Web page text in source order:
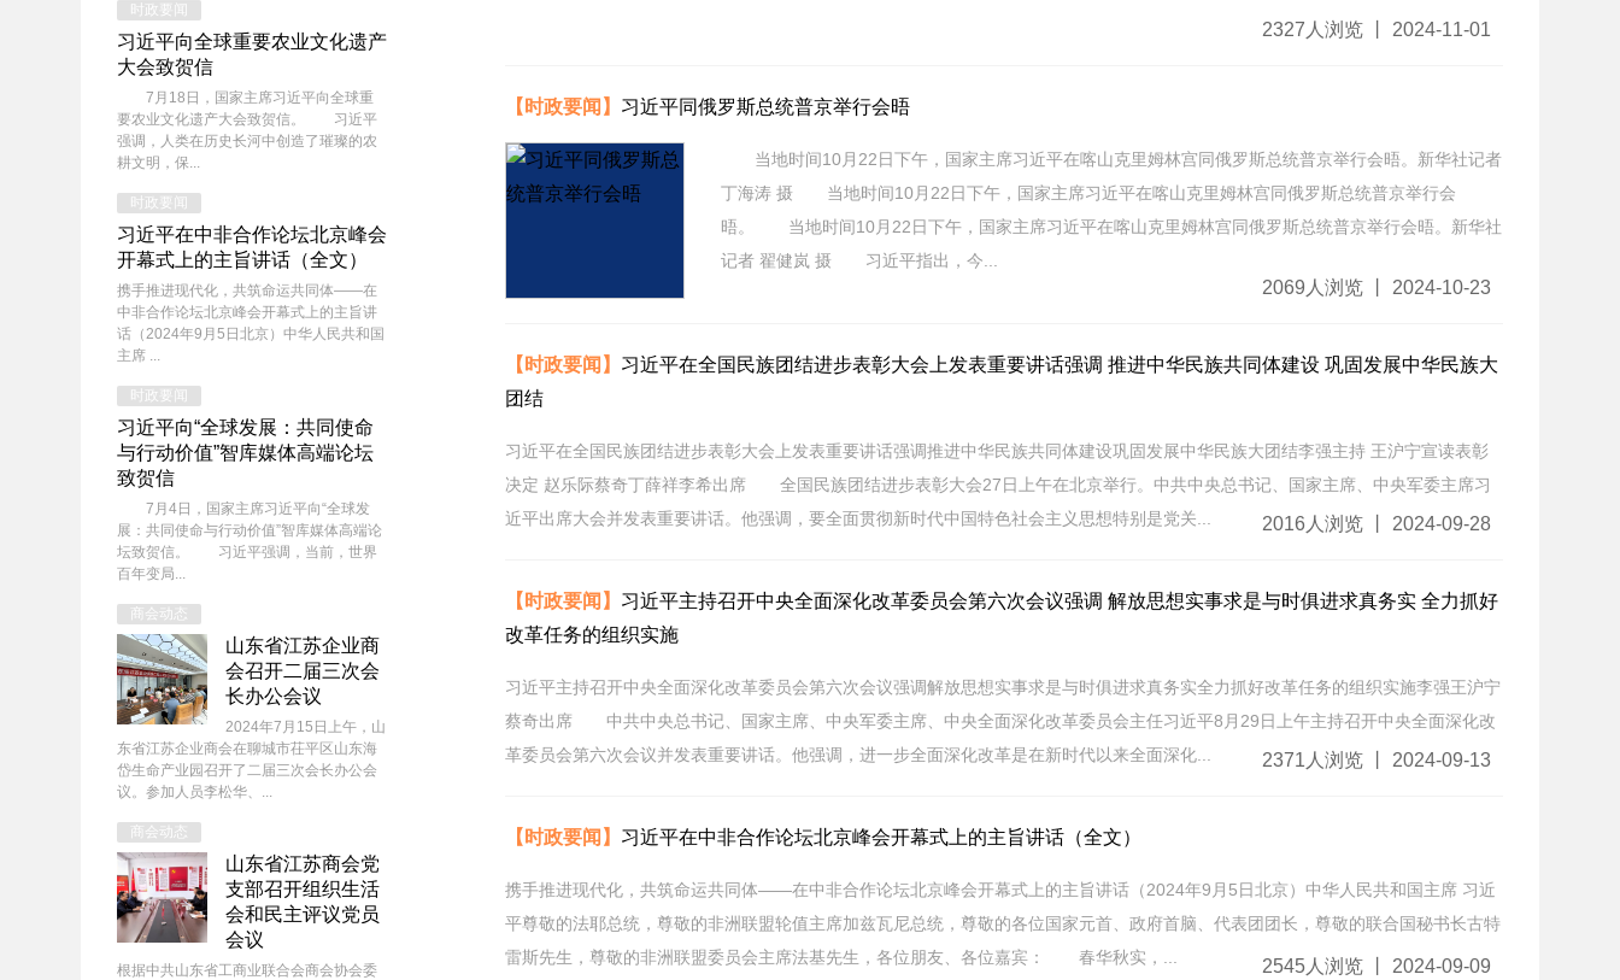
时政要闻
习近平向全球重要农业文化遗产
大会致贺信
7月18日，国家主席习近平向全球重
要农业文化遗产大会致贺信。 习近平
强调，人类在历史长河中创造了璀璨的农
耕文明，保...
时政要闻
习近平在中非合作论坛北京峰会
开幕式上的主旨讲话（全文）
携手推进现代化，共筑命运共同体——在
中非合作论坛北京峰会开幕式上的主旨讲
话（2024年9月5日北京）中华人民共和国
主席 ...
时政要闻
习近平向“全球发展：共同使命
与行动价值”智库媒体高端论坛
致贺信
7月4日，国家主席习近平向“全球发
展：共同使命与行动价值”智库媒体高端论
坛致贺信。 习近平强调，当前，世界
百年变局...
商会动态
山东省江苏企业商
会召开二届三次会
长办公会议
2024年7月15日上午，山
东省江苏企业商会在聊城市茌平区山东海
岱生命产业园召开了二届三次会长办公会
议。参加人员李松华、...
商会动态
山东省江苏商会党
支部召开组织生活
会和民主评议党员
会议
根据中共山东省工商业联合会商会协会委
2327人浏览 丨 2024-11-01
【时政要闻】 习近平同俄罗斯总统普京举行会晤
当地时间10月22日下午，国家主席习近平在喀山克里姆林宫同俄罗斯总统普京举行会晤。新华社记者
丁海涛 摄 当地时间10月22日下午，国家主席习近平在喀山克里姆林宫同俄罗斯总统普京举行会
晤。 当地时间10月22日下午，国家主席习近平在喀山克里姆林宫同俄罗斯总统普京举行会晤。新华社
记者 翟健岚 摄 习近平指出，今...
2069人浏览 丨 2024-10-23
【时政要闻】 习近平在全国民族团结进步表彰大会上发表重要讲话强调 推进中华民族共同体建设 巩固发展中华民族大
团结
习近平在全国民族团结进步表彰大会上发表重要讲话强调推进中华民族共同体建设巩固发展中华民族大团结李强主持 王沪宁宣读表彰
决定 赵乐际蔡奇丁薛祥李希出席 全国民族团结进步表彰大会27日上午在北京举行。中共中央总书记、国家主席、中央军委主席习
近平出席大会并发表重要讲话。他强调，要全面贯彻新时代中国特色社会主义思想特别是党关...
2016人浏览 丨 2024-09-28
【时政要闻】 习近平主持召开中央全面深化改革委员会第六次会议强调 解放思想实事求是与时俱进求真务实 全力抓好
改革任务的组织实施
习近平主持召开中央全面深化改革委员会第六次会议强调解放思想实事求是与时俱进求真务实全力抓好改革任务的组织实施李强王沪宁
蔡奇出席 中共中央总书记、国家主席、中央军委主席、中央全面深化改革委员会主任习近平8月29日上午主持召开中央全面深化改
革委员会第六次会议并发表重要讲话。他强调，进一步全面深化改革是在新时代以来全面深化...
2371人浏览 丨 2024-09-13
【时政要闻】 习近平在中非合作论坛北京峰会开幕式上的主旨讲话（全文）
携手推进现代化，共筑命运共同体——在中非合作论坛北京峰会开幕式上的主旨讲话（2024年9月5日北京）中华人民共和国主席 习近
平尊敬的法耶总统，尊敬的非洲联盟轮值主席加兹瓦尼总统，尊敬的各位国家元首、政府首脑、代表团团长，尊敬的联合国秘书长古特
雷斯先生，尊敬的非洲联盟委员会主席法基先生，各位朋友、各位嘉宾： 春华秋实，...
2545人浏览 丨 2024-09-09